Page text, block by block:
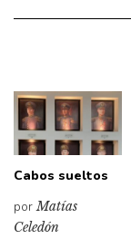
Cabos sueltos
porMatías
Celedón